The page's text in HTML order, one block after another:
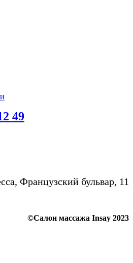
49
Французский бульвар, 11
©Салон массажа Insay 2023